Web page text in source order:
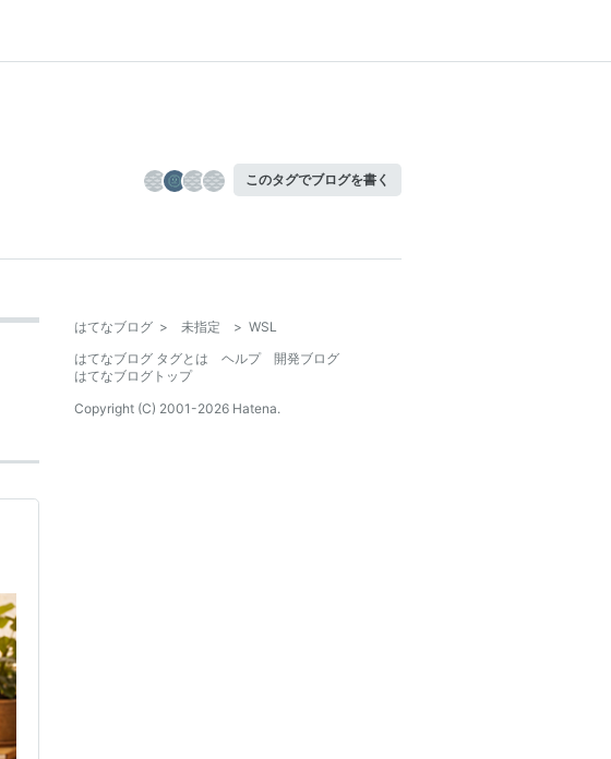
このタグでブログを書く
はてなブログ > 未指定 > WSL
はてなブログ タグとは
ヘルプ
開発ブログ
はてなブログトップ
Copyright (C) 2001-2026 Hatena.